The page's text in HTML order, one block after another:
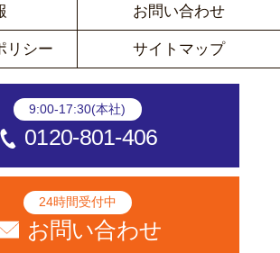
お問い合わせ
リシー サイトマップ
9:00-17:30(本社)
0120-801-406
24時間受付中
お問い合わせ